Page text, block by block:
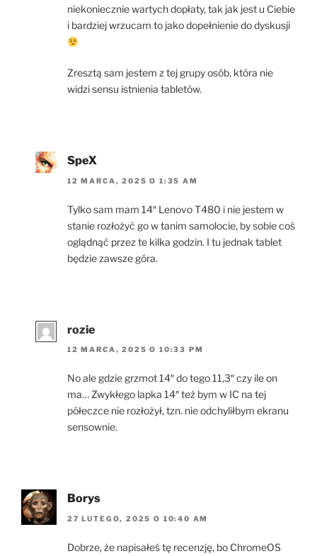
niekoniecznie wartych dopłaty, tak jak jest u Ciebie
i bardziej wrzucam to jako dopełnienie do dyskusji
Zresztą sam jestem z tej grupy osób, która nie
widzi sensu istnienia tabletów.
SpeX
12 MARCA, 2025 O 1:35 AM
Tylko sam mam 14″ Lenovo T480 i nie jestem w
stanie rozłożyć go w tanim samolocie, by sobie coś
oglądnąć przez te kilka godzin. I tu jednak tablet
będzie zawsze góra.
rozie
12 MARCA, 2025 O 10:33 PM
No ale gdzie grzmot 14″ do tego 11,3″ czy ile on
ma… Zwykłego lapka 14″ też bym w IC na tej
półeczce nie rozłożył, tzn. nie odchyliłbym ekranu
sensownie.
Borys
27 LUTEGO, 2025 O 10:40 AM
Dobrze, że napisałeś tę recenzję, bo ChromeOS